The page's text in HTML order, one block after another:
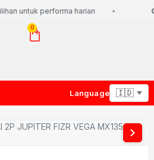
untuk performa harian
0
Language